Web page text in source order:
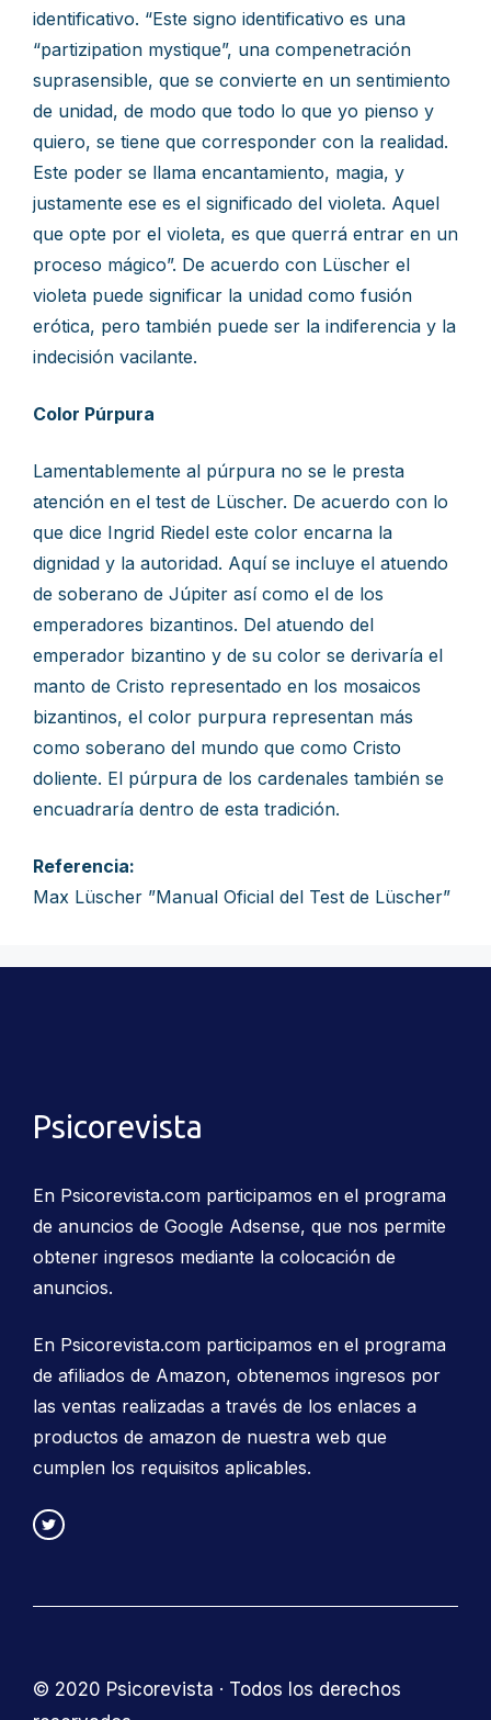
identificativo. “Este signo identificativo es una
“partizipation mystique”, una compenetración
suprasensible, que se convierte en un sentimiento
de unidad, de modo que todo lo que yo pienso y
quiero, se tiene que corresponder con la realidad.
Este poder se llama encantamiento, magia, y
justamente ese es el significado del violeta. Aquel
que opte por el violeta, es que querrá entrar en un
proceso mágico”. De acuerdo con Lüscher el
violeta puede significar la unidad como fusión
erótica, pero también puede ser la indiferencia y la
indecisión vacilante.
Color Púrpura
Lamentablemente al púrpura no se le presta
atención en el test de Lüscher. De acuerdo con lo
que dice Ingrid Riedel este color encarna la
dignidad y la autoridad. Aquí se incluye el atuendo
de soberano de Júpiter así como el de los
emperadores bizantinos. Del atuendo del
emperador bizantino y de su color se derivaría el
manto de Cristo representado en los mosaicos
bizantinos, el color purpura representan más
como soberano del mundo que como Cristo
doliente. El púrpura de los cardenales también se
encuadraría dentro de esta tradición.
Referencia:
Max Lüscher ”Manual Oficial del Test de Lüscher”
Psicorevista
En Psicorevista.com participamos en el programa
de anuncios de Google Adsense, que nos permite
obtener ingresos mediante la colocación de
anuncios.
En Psicorevista.com participamos en el programa
de afiliados de Amazon, obtenemos ingresos por
las ventas realizadas a través de los enlaces a
productos de amazon de nuestra web que
cumplen los requisitos aplicables.
© 2020 Psicorevista · Todos los derechos